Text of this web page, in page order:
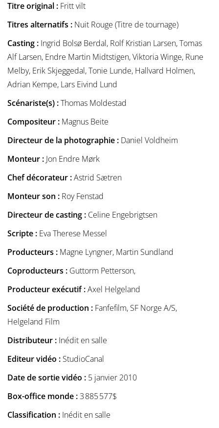
Titre original : Fritt vilt
Titres alternatifs : Nuit Rouge (Titre de tournage)
Casting : Ingrid Bolsø Berdal, Rolf Kristian Larsen, Tomas
Alf Larsen, Endre Martin Midtstigen, Viktoria Winge, Rune
Melby, Erik Skjeggedal, Tonie Lunde, Hallvard Holmen,
Adrian Kempe, Lars Eivind Lund
Scénariste(s) :Thomas Moldestad
Compositeur : Magnus Beite
Directeur de la photographie : Daniel Voldheim
Monteur : Jon Endre Mørk
Chef décorateur :Astrid Sætren
Monteur son : Roy Fenstad
Directeur de casting : Celine Engebrigtsen
Scripte : Eva Therese Messel
Producteurs : Magne Lyngner, Martin Sundland
Coproducteurs : Guttorm Petterson,
Producteur exécutif :Axel Helgeland
Société de production : Fanfefilm, SF Norge A/S,
Helgeland Film
Distributeur : Inédit en salle
Editeur vidéo : StudioCanal
Date de sortie vidéo : 5 janvier 2010
Box-office monde :3 885 577$
Classification : Inédit en salle